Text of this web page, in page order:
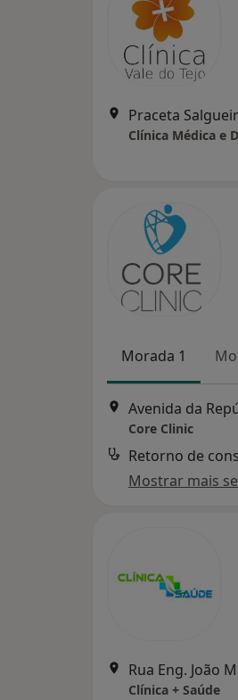
Clínica Médica e
Morada 1
Avenida da
Core Clinic
Retorno de
Mostrar mais
Clínica + Saúde